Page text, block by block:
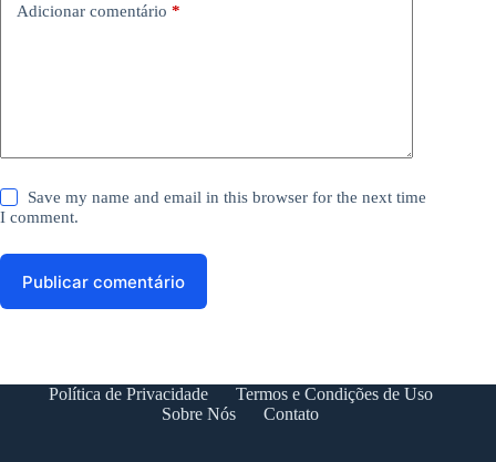
Adicionar comentário *
Save my name and email in this browser for the next time
I comment.
Publicar comentário
Política de Privacidade
Termos e Condições de Uso
Sobre Nós
Contato